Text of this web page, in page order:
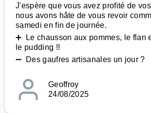
J'espère que vous avez profité de
nous avons hâte de vous revoir
samedi en fin de journée.
➕ Le chausson aux pommes, le flan
le pudding !!
➖ Des gaufres artisanales un jour ?
Geoffroy
24/08/2025